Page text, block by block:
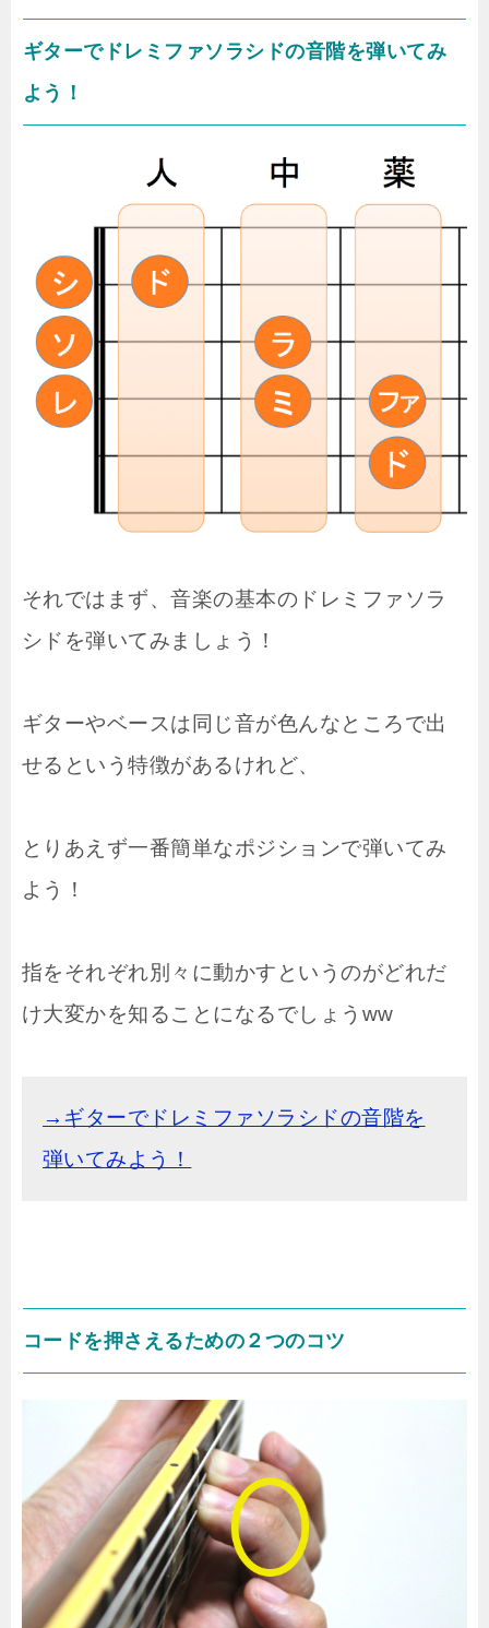
ギターでドレミファソラシドの音階を弾いてみ
よう！
それではまず、音楽の基本のドレミファソラ
シドを弾いてみましょう！
ギターやベースは同じ音が色んなところで出
せるという特徴があるけれど、
とりあえず一番簡単なポジションで弾いてみ
よう！
指をそれぞれ別々に動かすというのがどれだ
け大変かを知ることになるでしょうww
→ギターでドレミファソラシドの音階を
弾いてみよう！
コードを押さえるための２つのコツ